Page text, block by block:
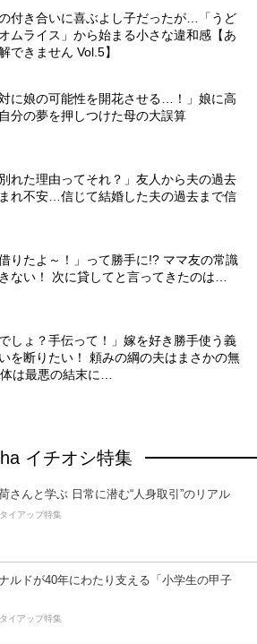
付き合いに喜ぶよし子だったが…「うど
ムライス」から始まる小さな違和感【あ
できません Vol.5】
対に娘の可能性を開花させる…！」娘に高
分の夢を押しつけた母の大誤算
別れた理由ってそれ？」友人から夫の過去
れ不安…信じて結婚した夫の過去まで信
借りたよ～！」って勝手に!? ママ友の常識
ない！ 次に貸してと言ってきたのは…
でしょ？手伝って！」嫁を好き勝手使う義
を断りたい！ 頼みの綱の夫はまさかの無
は最悪の結末に…
イチオシ特集
さんと学ぶ 日常に潜む“人身取引”のリアル
イアップ特集
ルドが40年にわたり支える「小学生の甲子
イアップ特集